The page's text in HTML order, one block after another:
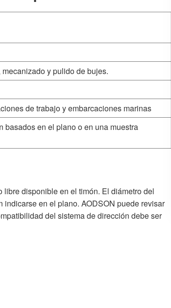
y pulido de bujes.
de trabajo y embarcaciones marinas
basados en el plano o en una muestra
disponible en el timón. El diámetro del
en el plano. AODSON puede revisar
del sistema de dirección debe ser